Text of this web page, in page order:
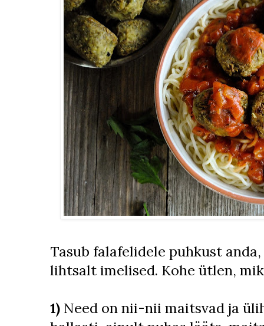
Tasub falafelidele puhkust
lihtsalt imelised. Kohe ütlen,
1) Need on nii-nii maitsvad ja